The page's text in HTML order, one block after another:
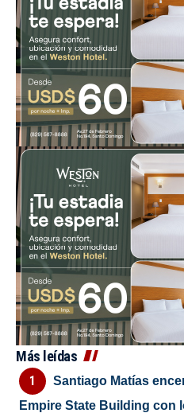
Más leídas
Santiago Matías
Empire State Building con